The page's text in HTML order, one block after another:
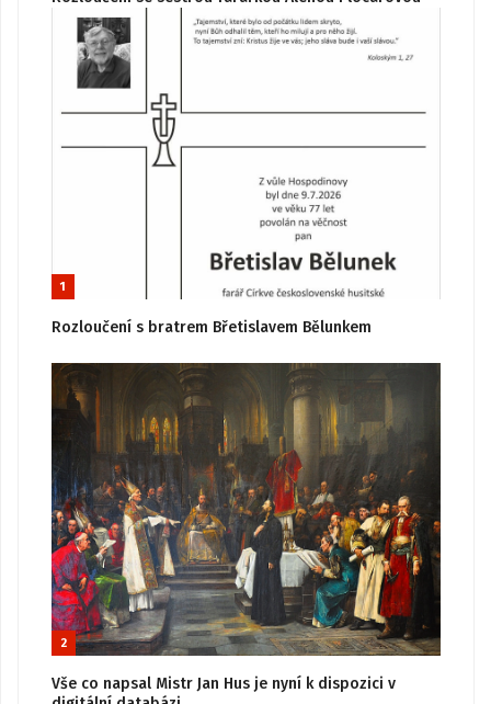
1
Rozloučení s bratrem Břetislavem Bělunkem
2
Vše co napsal Mistr Jan Hus je nyní k dispozici v